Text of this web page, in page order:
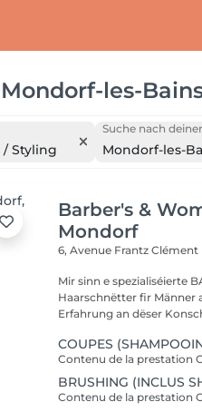
Mondorf-les-
Styling
Suche nach
Mondorf-les-
Barber's &
Mondorf
6, Avenue Frantz Clément
Mir sinn e spezialiséierte
Haarschnëtter fir Männer
Erfahrung an dëser
COUPES
BRUSHING (INCLUS